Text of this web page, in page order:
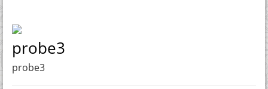
probe3
probe3